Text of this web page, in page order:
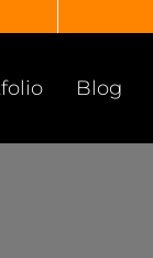
Blog